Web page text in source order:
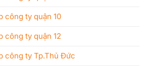
công ty quận 10
công ty quận 12
công ty Tp.Thủ Đức